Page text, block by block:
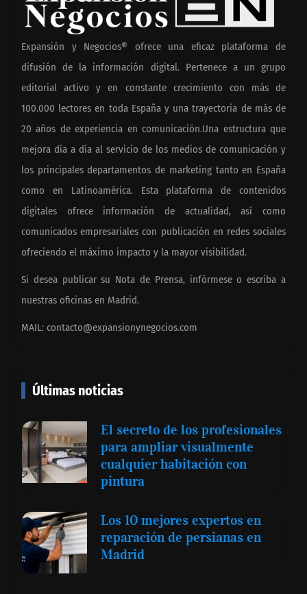
Expansión y Negocios® ofrece una eficaz plataforma de
difusión de la información digital. Pertenece a un grupo
editorial activo y en constante crecimiento con más de
100.000 lectores en toda España y una trayectoria de más de
20 años de experiencia en comunicación.Una estructura que
mejora día a día al servicio de los medios de comunicación y
los principales departamentos de marketing tanto en España
como en Latinoamérica. Esta plataforma de contenidos
digitales ofrece información de actualidad, así como
comunicados empresariales con publicación en redes sociales
ofreciendo el máximo impacto y la mayor visibilidad.
Si desea publicar su Nota de Prensa, infórmese o escriba a
nuestras oficinas en Madrid.
MAIL: contacto@expansionynegocios.com
Últimas noticias
El secreto de los profesionales
para ampliar visualmente
cualquier habitación con
pintura
Los 10 mejores expertos en
reparación de persianas en
Madrid